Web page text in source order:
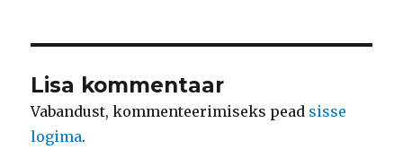
Lisa kommentaar
Vabandust, kommenteerimiseks pead sisse
logima.